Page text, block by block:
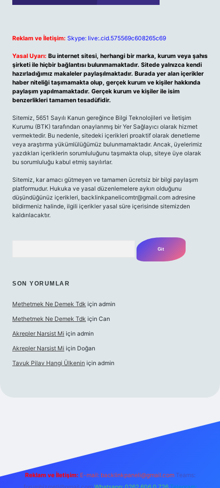
Reklam ve İletişim: Skype: live:.cid.575569c608265c69
Yasal Uyarı: Bu internet sitesi, herhangi bir marka, kurum veya şahıs
şirketi ile hiçbir bağlantısı bulunmamaktadır. Sitede yalnızca kendi
hazırladığımız makaleler paylaşılmaktadır. Burada yer alan içerikler
haber niteliği taşımamakta olup, gerçek kurum ve kişiler hakkında
paylaşım yapılmamaktadır. Gerçek kurum ve kişiler ile isim
benzerlikleri tamamen tesadüfidir.
Sitemiz, 5651 Sayılı Kanun gereğince Bilgi Teknolojileri ve İletişim
Kurumu (BTK) tarafından onaylanmış bir Yer Sağlayıcı olarak hizmet
vermektedir. Bu nedenle, sitedeki içerikleri proaktif olarak denetleme
veya araştırma yükümlülüğümüz bulunmamaktadır. Ancak, üyelerimiz
yazdıkları içeriklerin sorumluluğunu taşımakta olup, siteye üye olarak
bu sorumluluğu kabul etmiş sayılırlar.
Sitemiz, kar amacı gütmeyen ve tamamen ücretsiz bir bilgi paylaşım
platformudur. Hukuka ve yasal düzenlemelere aykırı olduğunu
düşündüğünüz içerikleri, backlinkpanelicomtr@gmail.com adresine
bildirmeniz halinde, ilgili içerikler yasal süre içerisinde sitemizden
kaldırılacaktır.
SON YORUMLAR
Methetmek Ne Demek Tdk için admin
Methetmek Ne Demek Tdk için Can
Akrepler Narsist Mi için admin
Akrepler Narsist Mi için Doğan
Tavuk Pilav Hangi Ülkenin için admin
Reklam ve İletişim: E-mail: backlinkpaneli@gmail.com Teams: